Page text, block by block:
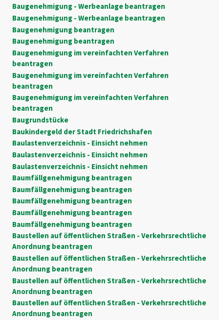
Baugenehmigung - Werbeanlage beantragen
Baugenehmigung - Werbeanlage beantragen
Baugenehmigung beantragen
Baugenehmigung beantragen
Baugenehmigung im vereinfachten Verfahren
beantragen
Baugenehmigung im vereinfachten Verfahren
beantragen
Baugenehmigung im vereinfachten Verfahren
beantragen
Baugrundstücke
Baukindergeld der Stadt Friedrichshafen
Baulastenverzeichnis - Einsicht nehmen
Baulastenverzeichnis - Einsicht nehmen
Baulastenverzeichnis - Einsicht nehmen
Baumfällgenehmigung beantragen
Baumfällgenehmigung beantragen
Baumfällgenehmigung beantragen
Baumfällgenehmigung beantragen
Baumfällgenehmigung beantragen
Baustellen auf öffentlichen Straßen - Verkehrsrechtliche
Anordnung beantragen
Baustellen auf öffentlichen Straßen - Verkehrsrechtliche
Anordnung beantragen
Baustellen auf öffentlichen Straßen - Verkehrsrechtliche
Anordnung beantragen
Baustellen auf öffentlichen Straßen - Verkehrsrechtliche
Anordnung beantragen